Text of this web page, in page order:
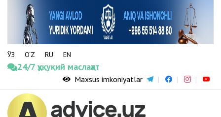
ЎЗ O‘Z RU EN
24/7 ҳуқуқий маслаҳат
Maxsus imkoniyatlar